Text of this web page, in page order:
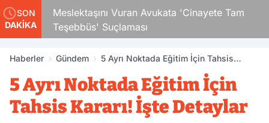
SON
DAKİKA
Meslektaşını Vuran Avukata 'Cinayete Tam
Teşebbüs' Suçlaması
Haberler Gündem
5 Ayrı Noktada Eğitim İçin Tahsis
5 Ayrı Noktada Eğitim İçin
Tahsis Kararı! İşte Detaylar